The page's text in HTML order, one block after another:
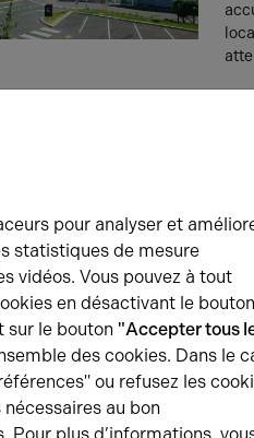
à
pour analyser et
statistiques de mesure
vidéos. Vous pouvez à tout
en désactivant le bouton
sur le bouton "Accepter tous
des cookies. Dans le
ou refusez les
au bon
plus d’informations,